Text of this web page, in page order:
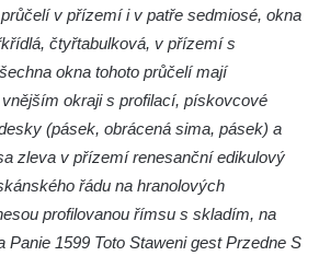
Vary (zámek Doubí)
muzeum)
nad Ohří (a muzeum)
Jana Nepomuckého
v přízemí i v patře sedmiosé, okna
čtyřtabulková, v přízemí s
okna tohoto průčelí mají
okraji s profilací, pískovcové
(pásek, obrácená sima, pásek) a
zleva v přízemí renesanční edikulový
řádu na hranolových
profilovanou římsu s skladím, na
Panie 1599 Toto Staweni gest Przedne S